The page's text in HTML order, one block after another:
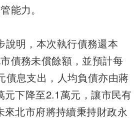
能力。
明，本次執行債務還本
債務未償餘額，並預計每
債息支出，人均負債亦由蔣
元下降至2.1萬元，讓市民有
來北市府將持續秉持財政永